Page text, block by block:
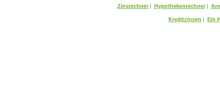
Zinsrechner| Hypothekenrechner|
Kreditzinsen | Ein